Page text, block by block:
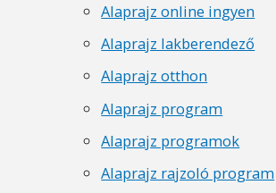
Alaprajz online ingyen
Alaprajz lakberendező
Alaprajz otthon
Alaprajz program
Alaprajz programok
Alaprajz rajzoló program